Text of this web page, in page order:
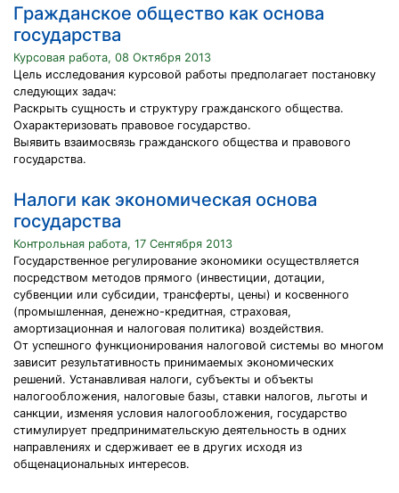
Гражданское общество как основа
государства
Курсовая работа, 08 Октября 2013
Цель исследования курсовой работы предполагает постановку
следующих задач:
Раскрыть сущность и структуру гражданского общества.
Охарактеризовать правовое государство.
Выявить взаимосвязь гражданского общества и правового
государства.
Налоги как экономическая основа
государства
Контрольная работа, 17 Сентября 2013
Государственное регулирование экономики осуществляется
посредством методов прямого (инвестиции, дотации,
субвенции или субсидии, трансферты, цены) и косвенного
(промышленная, денежно-кредитная, страховая,
амортизационная и налоговая политика) воздействия.
От успешного функционирования налоговой системы во многом
зависит результативность принимаемых экономических
решений. Устанавливая налоги, субъекты и объекты
налогообложения, налоговые базы, ставки налогов, льготы и
санкции, изменяя условия налогообложения, государство
стимулирует предпринимательскую деятельность в одних
направлениях и сдерживает ее в других исходя из
общенациональных интересов.